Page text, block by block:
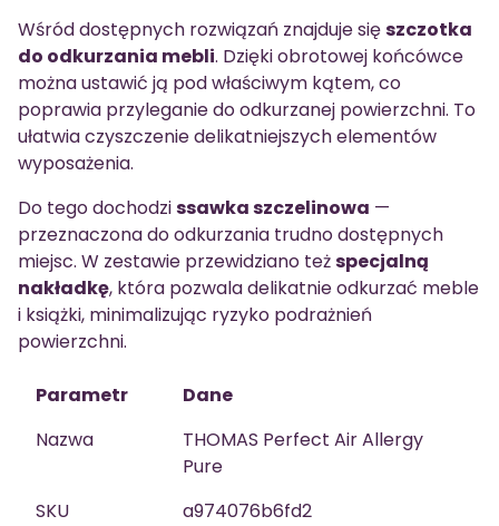
Wśród dostępnych rozwiązań znajduje sięszczotka
do odkurzania mebli. Dzięki obrotowej końcówce
można ustawić ją pod właściwym kątem, co
poprawia przyleganie do odkurzanej powierzchni. To
ułatwia czyszczenie delikatniejszych elementów
wyposażenia.
Do tego dochodzissawka szczelinowa —
przeznaczona do odkurzania trudno dostępnych
miejsc. W zestawie przewidziano teżspecjalną
nakładkę, która pozwala delikatnie odkurzać meble
i książki, minimalizując ryzyko podrażnień
powierzchni.
Parametr
Dane
Nazwa
THOMAS Perfect Air Allergy
Pure
SKU
a974076b6fd2